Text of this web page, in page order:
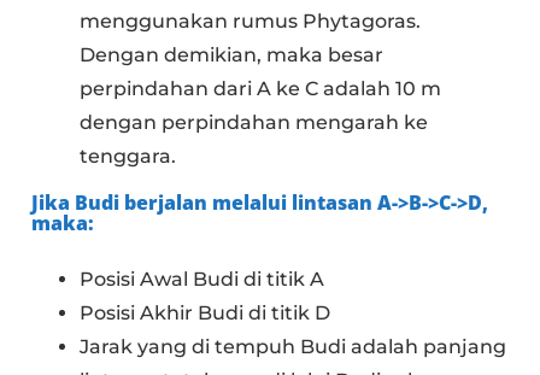
menggunakan rumus Phytagoras.
Dengan demikian, maka besar
perpindahan dari A ke C adalah 10 m
dengan perpindahan mengarah ke
tenggara.
Jika Budi berjalan melalui lintasanA->B->C->D,
maka:
Posisi Awal Budi di titik A
Posisi Akhir Budi di titik D
Jarak yang di tempuh Budi adalah panjang